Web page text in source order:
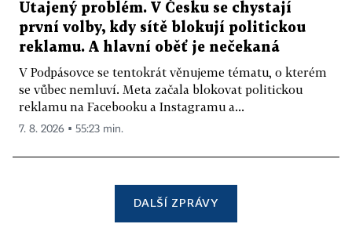
Utajený problém. V Česku se chystají
první volby, kdy sítě blokují politickou
reklamu. A hlavní oběť je nečekaná
V Podpásovce se tentokrát věnujeme tématu, o kterém
se vůbec nemluví. Meta začala blokovat politickou
reklamu na Facebooku a Instagramu a...
7. 8. 2026 ▪ 55:23 min.
DALŠÍ ZPRÁVY